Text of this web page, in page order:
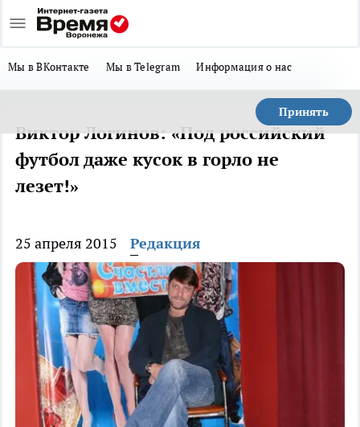
Мы в ВКонтакте Мы в Telegram Информация о нас
Принять
Виктор Логинов: «Под российский
футбол даже кусок в горло не
лезет!»
25 апреля 2015 Редакция